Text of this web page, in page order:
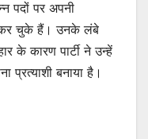
पदों पर अपनी
कर चुके हैं। उनके लंबे
के कारण पार्टी ने उन्हें
प्रत्याशी बनाया है।